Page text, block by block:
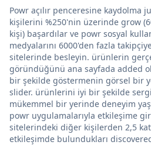
Powr açılır penceresine kaydolma
kişilerini %250'nin üzerinde grow
kişi) başardılar ve powr sosyal
medyalarını 6000'den fazla
sitelerinde besleyin. ürünlerin
göründüğünü ana sayfada added
bir şekilde göstermenin görsel bir
slider. ürünlerini iyi bir şekilde
mükemmel bir yerinde deneyim
powr uygulamalarıyla etkileşime
sitelerindeki diğer kişilerden 2,5
etkileşimde bulundukları